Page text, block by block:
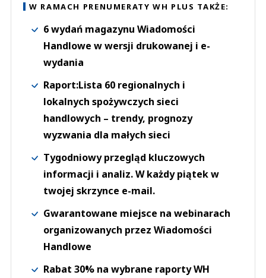
W RAMACH PRENUMERATY WH PLUS TAKŻE:
6 wydań magazynu Wiadomości
Handlowe w wersji drukowanej i e-
wydania
Raport:Lista 60 regionalnych i
lokalnych spożywczych sieci
handlowych – trendy, prognozy
wyzwania dla małych sieci
Tygodniowy przegląd kluczowych
informacji i analiz. W każdy piątek w
twojej skrzynce e-mail.
Gwarantowane miejsce na webinarach
organizowanych przez Wiadomości
Handlowe
Rabat 30% na wybrane raporty WH